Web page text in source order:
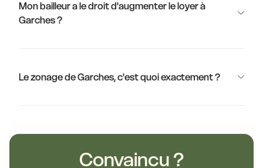
Mon bailleur a le droit d'augmenter le loyer à
Garches ?
Le zonage de Garches, c'est quoi exactement ?
Convaincu ?